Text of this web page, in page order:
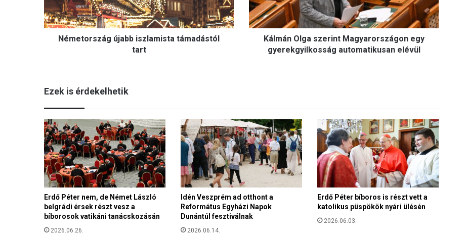
s
z
b
s
z
l
a
m
i
s
t
a
t
á
Németország újabb iszlamista támadástól
tart
O
l
g
M
a
g
y
a
o
r
s
z
Kálmán Olga szerint Magyarországon egy
gyerekgyilkosság automatikusan elévül
Ezek is érdekelhetik
Erdő Péter nem, de Német László
belgrádi érsek részt vesz a
bíborosok vatikáni tanácskozásán
2026.06.26.
Idén Veszprém ad otthont a
Református Egyházi Napok
Dunántúl fesztiválnak
2026.06.14.
Erdő Péter bíboros is részt vett a
katolikus püspökök nyári ülésén
2026.06.03.